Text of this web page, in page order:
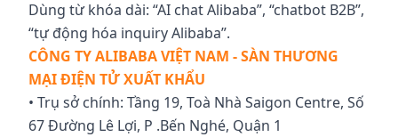
Dùng từ khóa dài: “AI chat Alibaba”, “chatbot B2B”,
“tự động hóa inquiry Alibaba”.
CÔNG TY ALIBABA VIỆT NAM - SÀN THƯƠNG
MẠI ĐIỆN TỬ XUẤT KHẨU
• Trụ sở chính: Tầng 19, Toà Nhà Saigon Centre, Số
67 Đường Lê Lợi, P .Bến Nghé, Quận 1